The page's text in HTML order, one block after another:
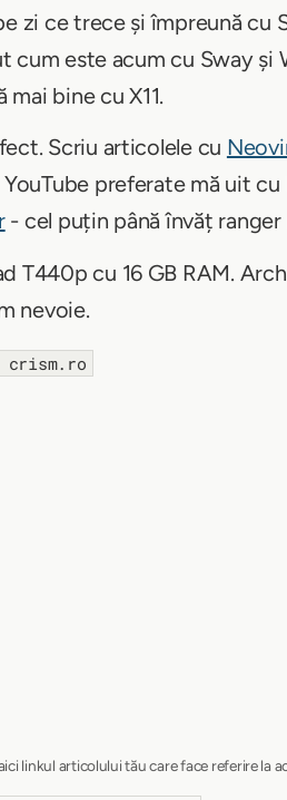
zi ce trece și împreună cu
cum este acum cu Sway
bine cu X11.
Scriu articolele cu
YouTube preferate mă uit
- cel puțin până învăț ranger
T440p cu 16 GB RAM.
nevoie.
crism.ro
linkul articolului tău care face referire la